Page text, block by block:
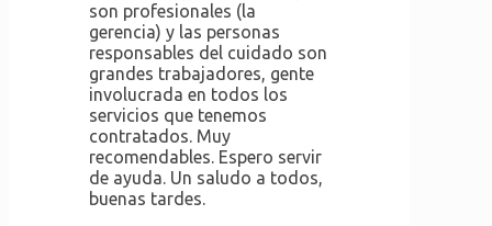
son profesionales (la
gerencia) y las personas
responsables del cuidado son
grandes trabajadores, gente
involucrada en todos los
servicios que tenemos
contratados. Muy
recomendables. Espero servir
de ayuda. Un saludo a todos,
buenas tardes.